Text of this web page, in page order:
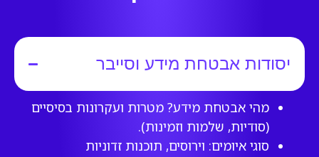
יסודות אבטחת מידע וסייבר
מהי אבטחת מידע? מטרות ועקרונות בסיסיים
(סודיות, שלמות וזמינות).
סוגי איומים: וירוסים, תוכנות זדוניות